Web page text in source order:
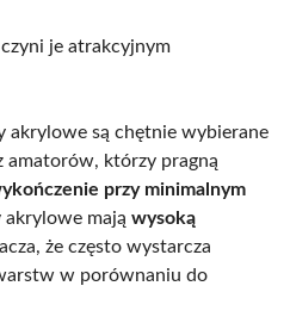
je atrakcyjnym
akrylowe są chętnie wybierane
amatorów, którzy pragną
przy minimalnym
mają wysoką
że często wystarcza
w porównaniu do